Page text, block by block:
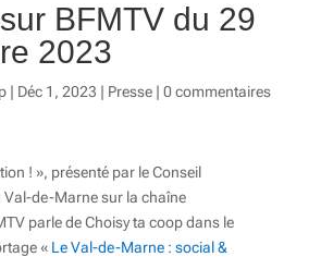
BFMTV du 29
2023
| Déc 1, 2023 | Presse| 0 commentaires
! », présenté par le Conseil
Val-de-Marne sur la chaîne
parle de Choisy ta coop dans le
« Le Val-de-Marne : social &